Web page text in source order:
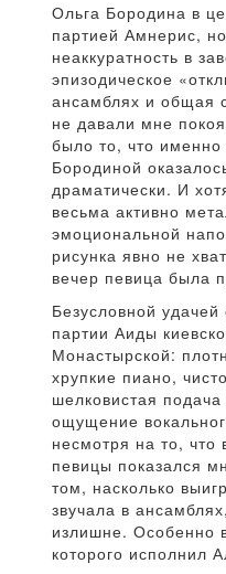
Ольга Бородина в
партией Амнерис,
неаккуратность в
эпизодическое
ансамблях и общая
не давали мне
было то, что именно
Бородиной
драматически. И
весьма активно
эмоциональной
рисунка явно не
вечер певица была
Безусловной
партии Аиды
Монастырской:
хрупкие пиано,
шелковистая подача
ощущение
несмотря на то, что
певицы показался
том, насколько
звучала в
излишне. Особенно
которого исполнил